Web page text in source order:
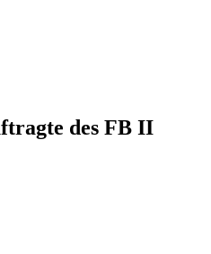
des FB II